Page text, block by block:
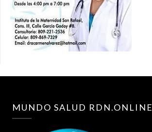
MUNDO SALUD RDN.ONLINE